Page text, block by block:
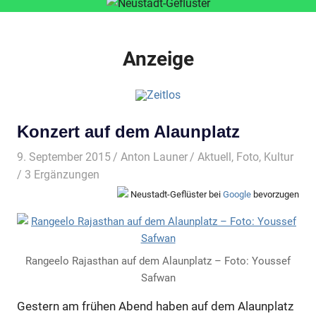
Anzeige
Konzert auf dem Alaunplatz
9. September 2015 Anton Launer Aktuell, Foto, Kultur
/ 3 Ergänzungen
Neustadt-Geflüster bei Google bevorzugen
Rangeelo Rajasthan auf dem Alaunplatz – Foto: Youssef
Safwan
Gestern am frühen Abend haben auf dem Alaunplatz